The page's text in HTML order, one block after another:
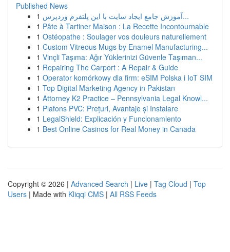
Published News
1
آموزش جامع ایجاد سایت با این پلتفرم وردپرس...
1 Pâte à Tartiner Maison : La Recette Incontournable
1 Ostéopathe : Soulager vos douleurs naturellement
1 Custom Vitreous Mugs by Enamel Manufacturing...
1 Vinçli Taşıma: Ağır Yüklerinizi Güvenle Taşıman...
1 Repairing The Carport : A Repair & Guide
1 Operator komórkowy dla firm: eSIM Polska i IoT SIM
1 Top Digital Marketing Agency in Pakistan
1 Attorney K2 Practice – Pennsylvania Legal Knowl...
1 Plafons PVC: Prețuri, Avantaje și Instalare
1 LegalShield: Explicación y Funcionamiento
1 Best Online Casinos for Real Money in Canada
Copyright © 2026 | Advanced Search | Live | Tag Cloud | Top
Users | Made with Kliqqi CMS | All RSS Feeds